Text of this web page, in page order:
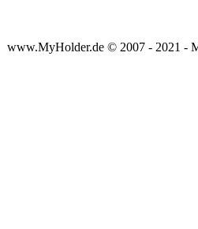
www.MyHolder.de © 2007 - 2021 -